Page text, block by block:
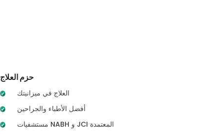
حزم العلاج
العلاج في ميزانيتك
أفضل الأطباء والجراحين
مستشفيات NABH و JCI المعتمدة